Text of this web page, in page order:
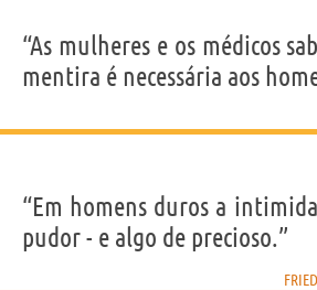
“As mulheres e os médicos
mentira é necessária aos
“Em homens duros a
pudor - e algo de precioso.”